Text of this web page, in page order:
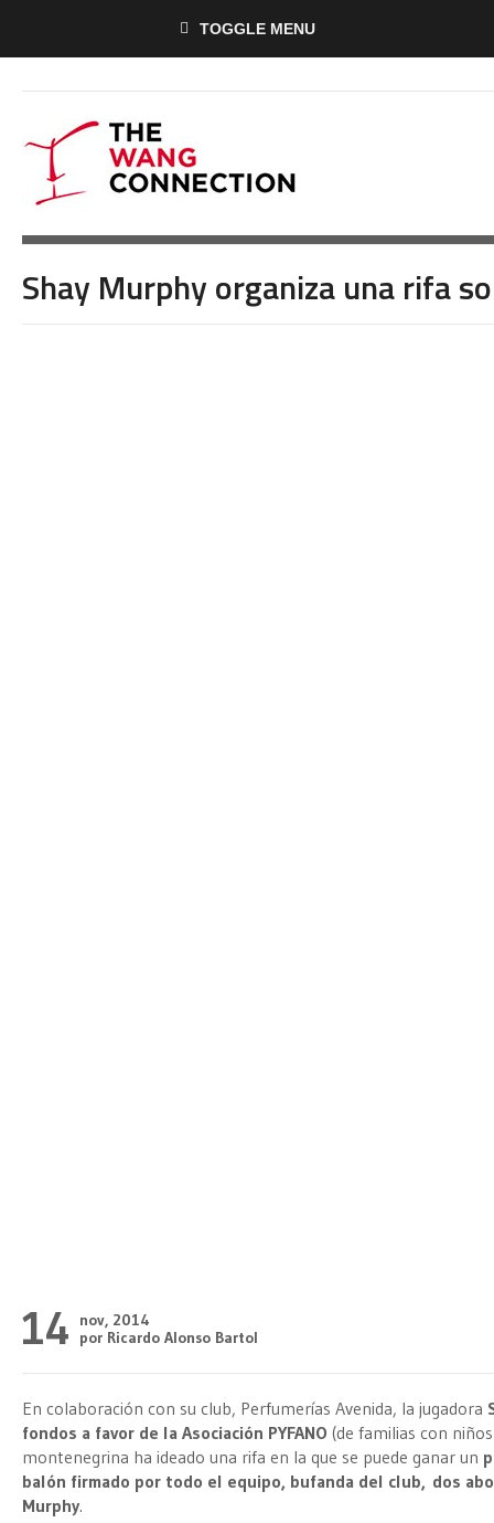
TOGGLE MENU
Shay Murphy organiza una rifa
14
nov, 2014
por Ricardo Alonso Bartol
En colaboración con su club, Perfumerías Avenida, la jugadora
fondos a favor de la Asociación PYFANO (de familias con
montenegrina ha ideado una rifa en la que se puede ganar un
balón firmado por todo el equipo, bufanda del club, dos
Murphy.